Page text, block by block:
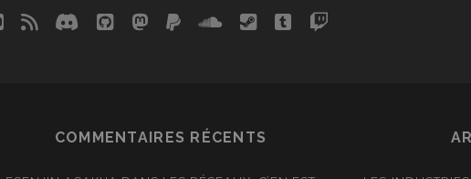
youtube
rss discord
githubmastodon
paypalsoundcloud
steamtumblrtwitch
COMMENTAIRES RÉCENTS